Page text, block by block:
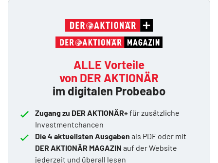
ALLE Vorteile
von DER AKTIONÄR
im digitalen Probeabo
Zugang zu DER AKTIONÄR+für zusätzliche
Investmentchancen
Die 4 aktuellsten Ausgaben als PDF oder mit
DER AKTIONÄR MAGAZIN auf der Website
jederzeit und überall lesen